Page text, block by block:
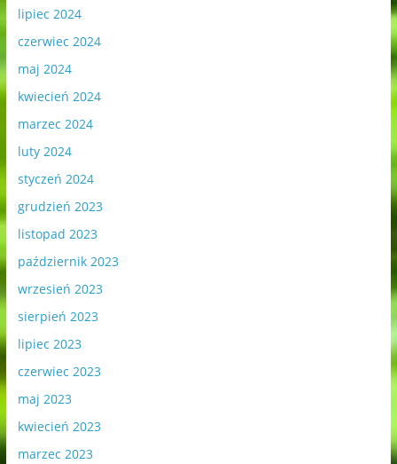
lipiec 2024
czerwiec 2024
maj 2024
kwiecień 2024
marzec 2024
luty 2024
styczeń 2024
grudzień 2023
listopad 2023
październik 2023
wrzesień 2023
sierpień 2023
lipiec 2023
czerwiec 2023
maj 2023
kwiecień 2023
marzec 2023